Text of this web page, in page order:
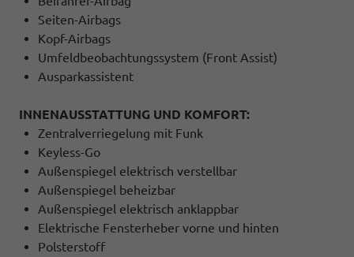
Seiten-Airbags
Kopf-Airbags
Umfeldbeobachtungssystem (Front Assist)
Ausparkassistent
INNENAUSSTATTUNG UND KOMFORT:
Zentralverriegelung mit Funk
Keyless-Go
Außenspiegel elektrisch verstellbar
Außenspiegel beheizbar
Außenspiegel elektrisch anklappbar
Elektrische Fensterheber vorne und hinten
Polsterstoff